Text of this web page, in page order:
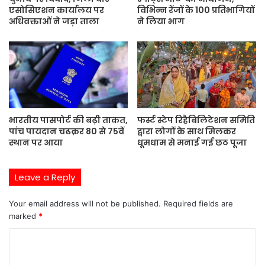
एसोसिएशन कार्यालय पर
अधिवक्ताओं ने जड़ा ताला
विभिन्न रेंजों के 100 प्रतिभागियों
ने लिया भाग
भारतीय पासपोर्ट की बढ़ी ताकत,
पांच पायदान चढक़र 80 से 75वें
स्थान पर आया
फर्स्ट स्टेप रिहैबिलिटेशन समिति
द्वारा लोगों के साथ मिलकर
धूमधाम से मनाई गई छठ पूजा
Leave a Reply
Your email address will not be published. Required fields are
marked *